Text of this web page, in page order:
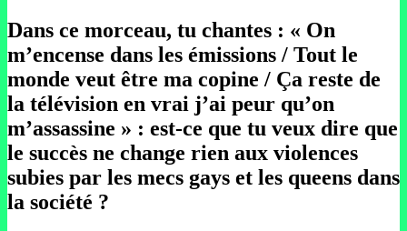
Dans ce morceau, tu chantes : « On
m’encense dans les émissions / Tout le
monde veut être ma copine / Ça reste de
la télévision en vrai j’ai peur qu’on
m’assassine » : est-ce que tu veux dire que
le succès ne change rien aux violences
subies par les mecs gays et les queens dans
la société ?